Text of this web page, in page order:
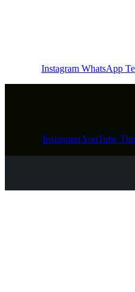
Instagram WhatsApp
InstagramYouTube